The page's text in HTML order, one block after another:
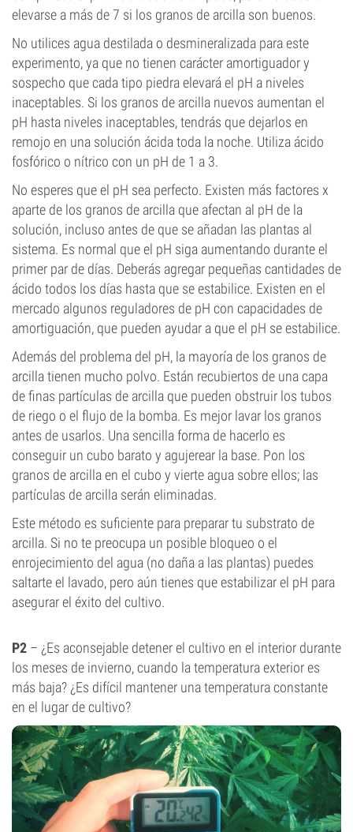
elevarse a más de 7 si los granos de arcilla son buenos.
No utilices agua destilada o desmineralizada para este
experimento, ya que no tienen carácter amortiguador y
sospecho que cada tipo piedra elevará el pH a niveles
inaceptables. Si los granos de arcilla nuevos aumentan el
pH hasta niveles inaceptables, tendrás que dejarlos en
remojo en una solución ácida toda la noche. Utiliza ácido
fosfórico o nítrico con un pH de 1 a 3.
No esperes que el pH sea perfecto. Existen más factores x
aparte de los granos de arcilla que afectan al pH de la
solución, incluso antes de que se añadan las plantas al
sistema. Es normal que el pH siga aumentando durante el
primer par de días. Deberás agregar pequeñas cantidades de
ácido todos los días hasta que se estabilice. Existen en el
mercado algunos reguladores de pH con capacidades de
amortiguación, que pueden ayudar a que el pH se estabilice.
Además del problema del pH, la mayoría de los granos de
arcilla tienen mucho polvo. Están recubiertos de una capa
de finas partículas de arcilla que pueden obstruir los tubos
de riego o el flujo de la bomba. Es mejor lavar los granos
antes de usarlos. Una sencilla forma de hacerlo es
conseguir un cubo barato y agujerear la base. Pon los
granos de arcilla en el cubo y vierte agua sobre ellos; las
partículas de arcilla serán eliminadas.
Este método es suficiente para preparar tu substrato de
arcilla. Si no te preocupa un posible bloqueo o el
enrojecimiento del agua (no daña a las plantas) puedes
saltarte el lavado, pero aún tienes que estabilizar el pH para
asegurar el éxito del cultivo.
P2 – ¿Es aconsejable detener el cultivo en el interior durante
los meses de invierno, cuando la temperatura exterior es
más baja? ¿Es difícil mantener una temperatura constante
en el lugar de cultivo?